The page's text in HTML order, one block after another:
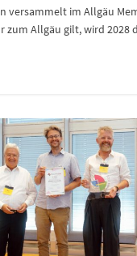
versammelt im Allgäu
zum Allgäu gilt, wird 2028